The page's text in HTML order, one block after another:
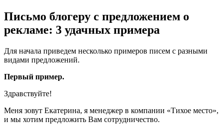
Письмо блогеру с предложением о
рекламе: 3 удачных примера
Для начала приведем несколько примеров писем с разными
видами предложений.
Первый пример.
Здравствуйте!
Меня зовут Екатерина, я менеджер в компании «Тихое место»,
и мы хотим предложить Вам сотрудничество.